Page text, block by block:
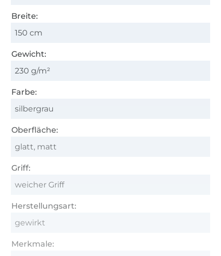
Breite:
150 cm
Gewicht:
230 g/m²
Farbe:
silbergrau
Oberfläche:
glatt, matt
Griff:
weicher Griff
Herstellungsart:
gewirkt
Merkmale: